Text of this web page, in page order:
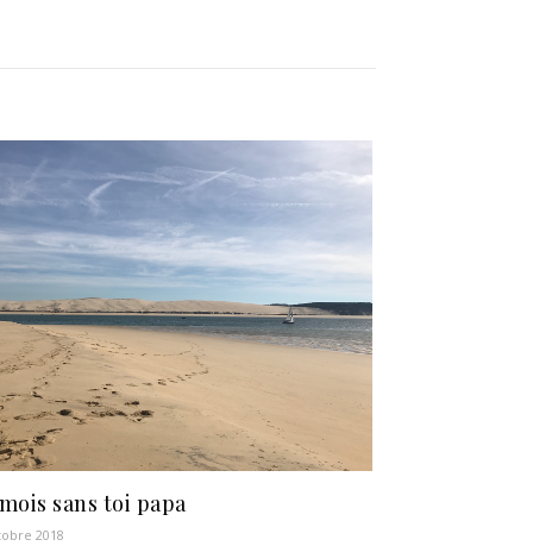
sans toi papa
2018